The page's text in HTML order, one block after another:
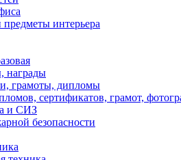
интерьера
награды
грамоты, дипломы
сертификатов, грамот,
и СИЗ
безопасности